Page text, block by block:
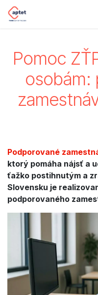
Skip to Content
Pomoc
osobám:
Podporované
ktorý pomáha nájsť a
ťažko postihnutým a
Slovensku je
podporovaného